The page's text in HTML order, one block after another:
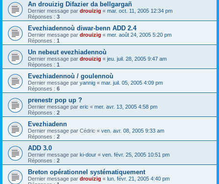
An drouizig Difazier da bellgargañ
Dernier message par drouizig « mar. oct. 11, 2005 12:34 pm
Réponses : 3
Evezhiadennoù diwar-benn ADD 2.4
Dernier message par drouizig « mer. août 24, 2005 5:20 pm
Réponses : 1
Un nebeut evezhiadennoù
Dernier message par drouizig « jeu. juil. 28, 2005 9:47 am
Réponses : 1
Evezhiadennoù / goulennoù
Dernier message par yannig « mar. juil. 05, 2005 4:09 pm
Réponses : 6
prenestr pop up ?
Dernier message par eric « mer. avr. 13, 2005 4:58 pm
Réponses : 2
Evezhiadenn
Dernier message par Cédric « ven. avr. 08, 2005 9:33 am
Réponses : 2
ADD 3.0
Dernier message par ki-dour « ven. févr. 25, 2005 10:51 pm
Réponses : 2
Breton opérationnel systématiquement
Dernier message par drouizig « lun. févr. 21, 2005 4:40 pm